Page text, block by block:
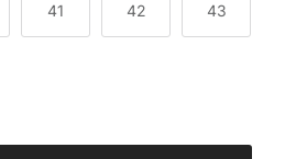
41 42 43